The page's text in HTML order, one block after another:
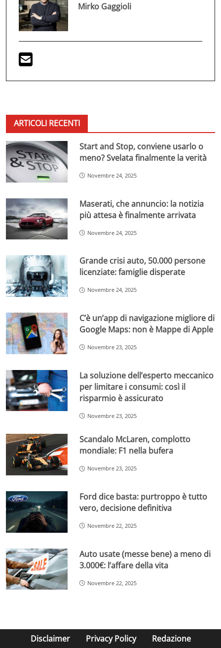
Mirko Gaggioli
ARTICOLI RECENTI
Start and Stop, conviene usarlo o
meno? Svelata finalmente la verità
Novembre 24, 2025
Maserati, che annuncio: la notizia
più attesa è finalmente arrivata
Novembre 24, 2025
Grande crisi auto, 50.000 persone
licenziate: famiglie disperate
Novembre 24, 2025
C’è un’app di navigazione migliore di
Google Maps: non è Mappe di Apple
Novembre 23, 2025
La soluzione dell’esperto meccanico
per limitare i consumi: così il
risparmio è assicurato
Novembre 23, 2025
Scandalo McLaren, complotto
mondiale: F1 nella bufera
Novembre 23, 2025
Ford dice basta: purtroppo è tutto
vero, decisione definitiva
Novembre 22, 2025
Auto usate (messe bene) a meno di
3.000€: l’affare della vita
Novembre 22, 2025
Disclaimer Privacy Policy Redazione